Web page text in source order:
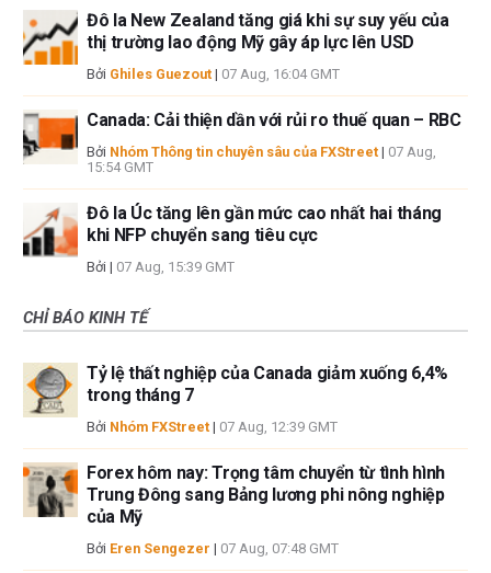
Đô la New Zealand tăng giá khi sự suy yếu của
thị trường lao động Mỹ gây áp lực lên USD
Bởi Ghiles Guezout | 07 Aug, 16:04 GMT
Canada: Cải thiện dần với rủi ro thuế quan – RBC
Bởi Nhóm Thông tin chuyên sâu của FXStreet | 07 Aug,
15:54 GMT
Đô la Úc tăng lên gần mức cao nhất hai tháng
khi NFP chuyển sang tiêu cực
Bởi | 07 Aug, 15:39 GMT
CHỈ BÁO KINH TẾ
Tỷ lệ thất nghiệp của Canada giảm xuống 6,4%
trong tháng 7
Bởi Nhóm FXStreet | 07 Aug, 12:39 GMT
Forex hôm nay: Trọng tâm chuyển từ tình hình
Trung Đông sang Bảng lương phi nông nghiệp
của Mỹ
Bởi Eren Sengezer | 07 Aug, 07:48 GMT